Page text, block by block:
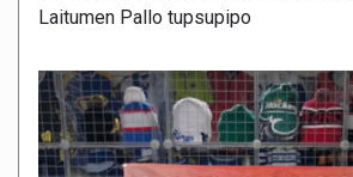
Laitumen Pallo tupsupipo